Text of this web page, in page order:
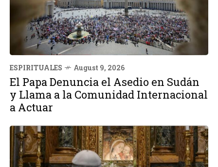
ESPIRITUALES August 9, 2026
El Papa Denuncia el Asedio en Sudán
y Llama a la Comunidad Internacional
a Actuar